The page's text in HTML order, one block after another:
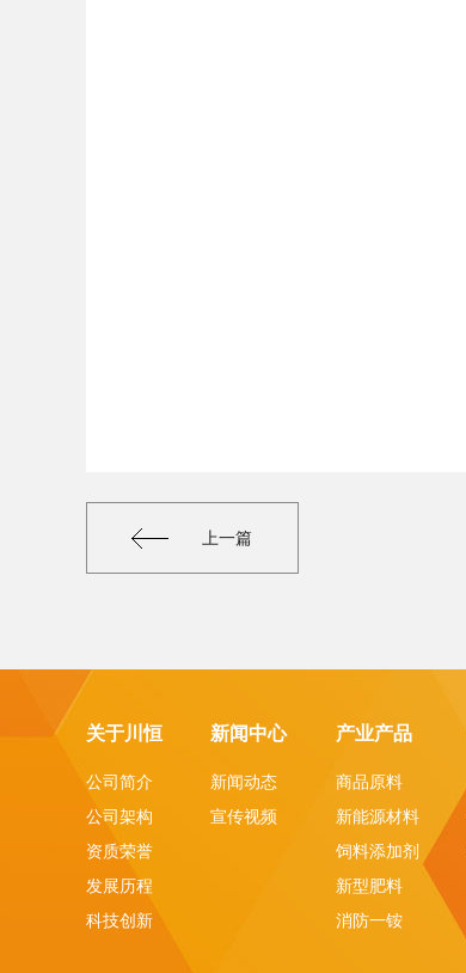
上一篇
关于川恒
公司简介
公司架构
资质荣誉
发展历程
科技创新
新闻中心
新闻动态
宣传视频
产业产品
商品原料
新能源材料
饲料添加剂
新型肥料
消防一铵